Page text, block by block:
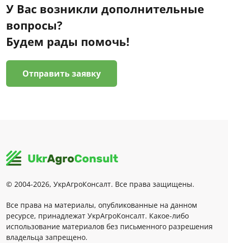
У Вас возникли дополнительные
вопросы?
Будем рады помочь!
Отправить заявку
© 2004-2026, УкрАгроКонсалт. Все права защищены.
Все права на материалы, опубликованные на данном
ресурсе, принадлежат УкрАгроКонсалт. Какое-либо
использование материалов без письменного разрешения
владельца запрещено.